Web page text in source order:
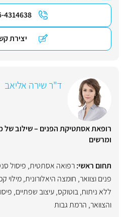
4314638
יצירת
ד"ר שירה אליאב
רופאת אסתטיקת הפנים – שילוב של
ומרשים
תחום ראשי:רפואה אסתטית, פיסול
פנים וצוואר, חומצה היאלורונית,מילוי
ללא ניתוח,בוטוקס,עיצוב שפתיים,
והצוואר, הרמת גבות